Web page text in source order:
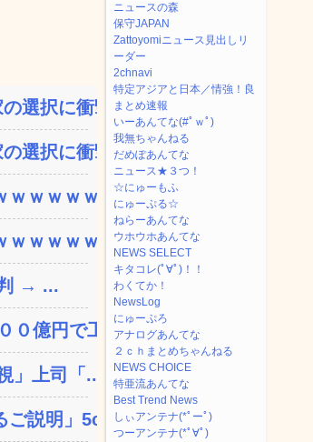
の選択に衝撃を...
の選択に衝撃を...
ｗｗｗｗｗｗ...
ｗｗｗｗｗｗ...
判 → ...
０億円で工...
」上司「...
ご説明」5c...
ニュースの森
保守JAPAN
Zattoyomiニュース見出しリ
ーダー
2chnavi
特定アジアと日本／情強！良
まとめ速報
いーあんてな(#ﾟｗﾟ)
我無ちゃんねる
だめぽあんてな
ニュース★３つ！
☆にゅーもふ
にゅーぷる☆
ねらーあんてな
ウホウホあんてな
NEWS SELECT
キタコレ(ﾟ∀ﾟ)！！
わくてか！
NewsLog
にゅーぷろ
アナログあんてな
２ｃｈまとめちゃんねる
NEWS CHOICE
特亜流あんてな
Best Trend News
しぃアンテナ(*ﾟーﾟ)
つーアンテナ(*ﾟ∀ﾟ)